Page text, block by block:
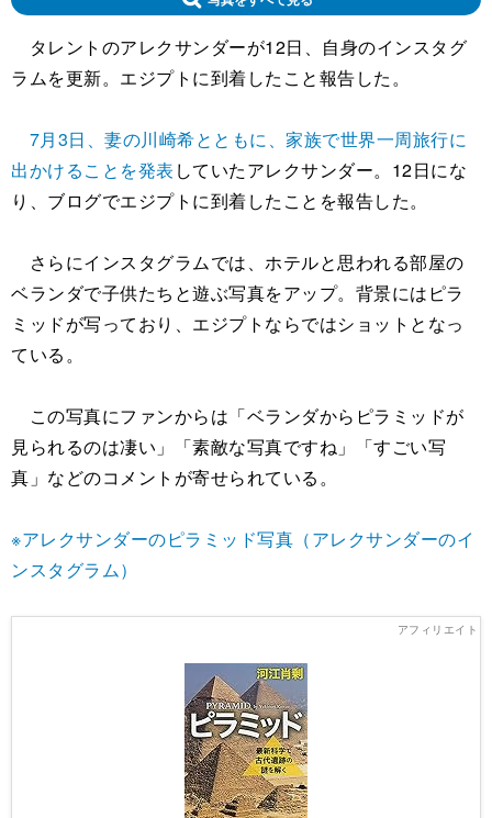
タレントのアレクサンダーが12日、自身のインスタグ
ラムを更新。エジプトに到着したこと報告した。
7月3日、妻の川崎希とともに、家族で世界一周旅行に
出かけることを発表 していたアレクサンダー。12日にな
り、ブログでエジプトに到着したことを報告した。
さらにインスタグラムでは、ホテルと思われる部屋の
ベランダで子供たちと遊ぶ写真をアップ。背景にはピラ
ミッドが写っており、エジプトならではショットとなっ
ている。
この写真にファンからは「ベランダからピラミッドが
見られるのは凄い」「素敵な写真ですね」「すごい写
真」などのコメントが寄せられている。
※アレクサンダーのピラミッド写真（アレクサンダーのイ
ンスタグラム）